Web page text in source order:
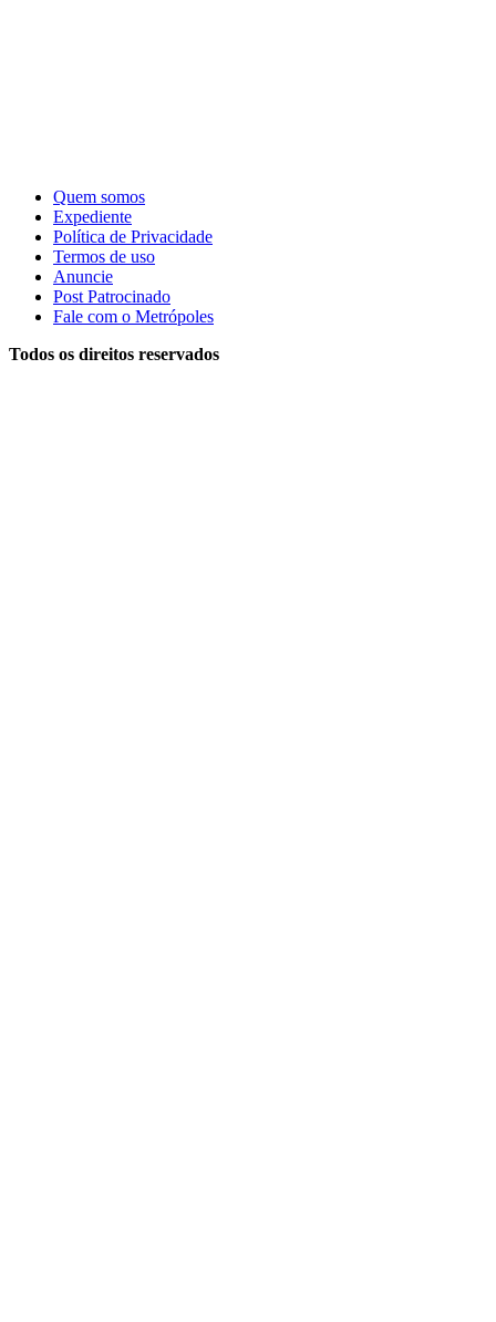
Quem somos
Expediente
Política de Privacidade
Termos de uso
Anuncie
Post Patrocinado
Fale com o Metrópoles
Todos os direitos reservados